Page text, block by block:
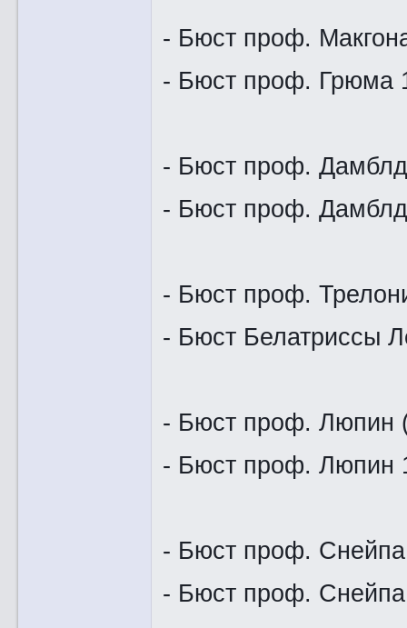
- Бюст проф.
- Бюст
- Бюст проф.
- Бюст проф.
- Бюст проф.
- Бюст
- Бюст проф. Люпин
- Бюст
- Бюст проф. Снейпа
- Бюст проф.